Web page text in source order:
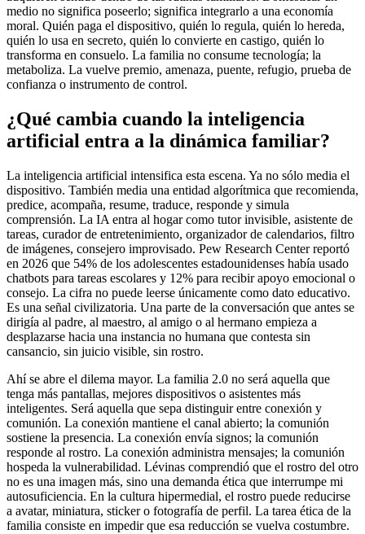
medio no significa poseerlo; significa integrarlo a una economía
moral. Quién paga el dispositivo, quién lo regula, quién lo hereda,
quién lo usa en secreto, quién lo convierte en castigo, quién lo
transforma en consuelo. La familia no consume tecnología; la
metaboliza. La vuelve premio, amenaza, puente, refugio, prueba de
confianza o instrumento de control.
¿Qué cambia cuando la inteligencia
artificial entra a la dinámica familiar?
La inteligencia artificial intensifica esta escena. Ya no sólo media el
dispositivo. También media una entidad algorítmica que recomienda,
predice, acompaña, resume, traduce, responde y simula
comprensión. La IA entra al hogar como tutor invisible, asistente de
tareas, curador de entretenimiento, organizador de calendarios, filtro
de imágenes, consejero improvisado. Pew Research Center reportó
en 2026 que 54% de los adolescentes estadounidenses había usado
chatbots para tareas escolares y 12% para recibir apoyo emocional o
consejo. La cifra no puede leerse únicamente como dato educativo.
Es una señal civilizatoria. Una parte de la conversación que antes se
dirigía al padre, al maestro, al amigo o al hermano empieza a
desplazarse hacia una instancia no humana que contesta sin
cansancio, sin juicio visible, sin rostro.
Ahí se abre el dilema mayor. La familia 2.0 no será aquella que
tenga más pantallas, mejores dispositivos o asistentes más
inteligentes. Será aquella que sepa distinguir entre conexión y
comunión. La conexión mantiene el canal abierto; la comunión
sostiene la presencia. La conexión envía signos; la comunión
responde al rostro. La conexión administra mensajes; la comunión
hospeda la vulnerabilidad. Lévinas comprendió que el rostro del otro
no es una imagen más, sino una demanda ética que interrumpe mi
autosuficiencia. En la cultura hipermedial, el rostro puede reducirse
a avatar, miniatura, sticker o fotografía de perfil. La tarea ética de la
familia consiste en impedir que esa reducción se vuelva costumbre.